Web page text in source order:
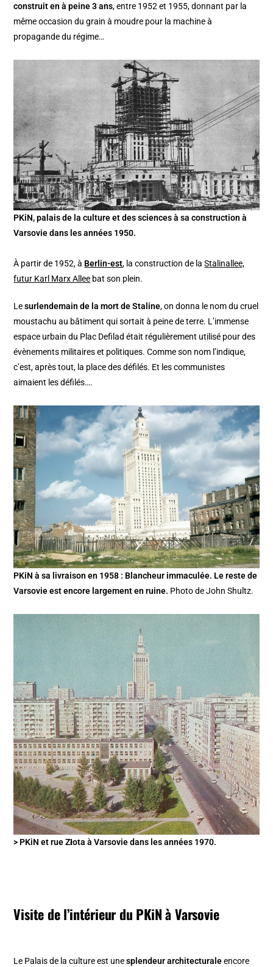
construit en à peine 3 ans, entre 1952 et 1955, donnant par la
même occasion du grain à moudre pour la machine à
propagande du régime…
PKiN, palais de la culture et des sciences à sa construction à
Varsovie dans les années 1950.
À partir de 1952, à Berlin-est, la construction de laStalinallee,
futur Karl Marx Allee bat son plein.
Lesurlendemain de la mort de Staline, on donna le nom du cruel
moustachu au bâtiment qui sortait à peine de terre. L’immense
espace urbain du Plac Defilad était régulièrement utilisé pour des
évènements militaires et politiques. Comme son nom l’indique,
c’est, après tout, la place des défilés. Et les communistes
aimaient les défilés….
PKiN à sa livraison en 1958 : Blancheur immaculée. Le reste de
Varsovie est encore largement en ruine. Photo de John Shultz.
> PKiN et rue Złota à Varsovie dans les années 1970.
Visite de l’intérieur du PKiN à Varsovie
Le Palais de la culture est unesplendeur architecturaleencore